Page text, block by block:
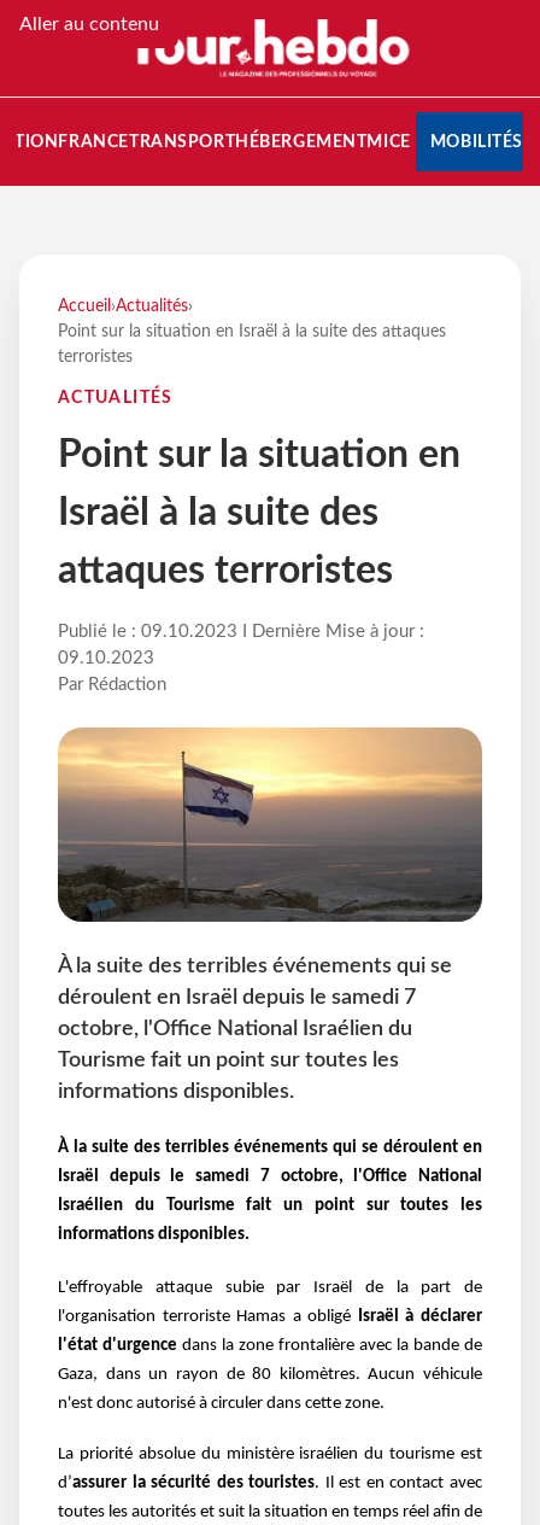
Aller au contenu
FRANCETRANSPORT HÉBERGEMENTMICE MOBILITÉS
Accueil ›Actualités›
Point sur la situation en Israël à la suite des attaques
terroristes
ACTUALITÉS
Point sur la situation en
Israël à la suite des
attaques terroristes
Publié le : 09.10.2023 I Dernière Mise à jour :
09.10.2023
Par Rédaction
À la suite des terribles événements qui se
déroulent en Israël depuis le samedi 7
octobre, l'Office National Israélien du
Tourisme fait un point sur toutes les
informations disponibles.
À la suite des terribles événements qui se déroulent en
Israël depuis le samedi 7 octobre, l'Office National
Israélien du Tourisme fait un point sur toutes les
informations disponibles.
L'effroyable attaque subie par Israël de la part de
l'organisation terroriste Hamas a obligé Israël à déclarer
l'état d'urgence dans la zone frontalière avec la bande de
Gaza, dans un rayon de 80 kilomètres. Aucun véhicule
n'est donc autorisé à circuler dans cette zone.
La priorité absolue du ministère israélien du tourisme est
d’assurer la sécurité des touristes. Il est en contact avec
toutes les autorités et suit la situation en temps réel afin de